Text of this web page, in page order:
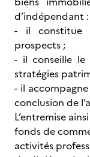
d’indépendant :
- il constitue
prospects ;
- il conseille le
stratégies
- il
conclusion de
L’entremise
fonds de
activités